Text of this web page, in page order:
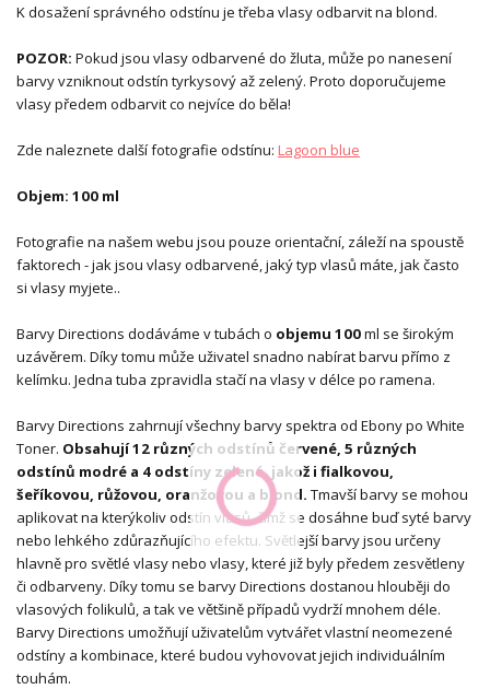
K dosažení správného odstínu je třeba vlasy odbarvit na blond.
POZOR: Pokud jsou vlasy odbarvené do žluta, může po nanesení
barvy vzniknout odstín tyrkysový až zelený. Proto doporučujeme
vlasy předem odbarvit co nejvíce do běla!
Zde naleznete další fotografie odstínu: Lagoon blue
Objem: 100 ml
Fotografie na našem webu jsou pouze orientační, záleží na spoustě
faktorech - jak jsou vlasy odbarvené, jaký typ vlasů máte, jak často
si vlasy myjete..
Barvy Directions dodáváme v tubách o objemu 100ml se širokým
uzávěrem. Díky tomu může uživatel snadno nabírat barvu přímo z
kelímku. Jedna tuba zpravidla stačí na vlasy v délce po ramena.
Barvy Directions zahrnují všechny barvy spektra od Ebony po White
Toner. Obsahují 12 různých odstínů červené, 5 různých
odstínů modré a 4 odstíny zelené, jakož i fialkovou,
šeříkovou, růžovou, oranžovou a blond. Tmavší barvy se mohou
aplikovat na kterýkoliv odstín vlasů, čímž se dosáhne buď syté barvy
nebo lehkého zdůrazňujícího efektu. Světlejší barvy jsou určeny
hlavně pro světlé vlasy nebo vlasy, které již byly předem zesvětleny
či odbarveny. Díky tomu se barvy Directions dostanou hlouběji do
vlasových folikulů, a tak ve většině případů vydrží mnohem déle.
Barvy Directions umožňují uživatelům vytvářet vlastní neomezené
odstíny a kombinace, které budou vyhovovat jejich individuálním
touhám.